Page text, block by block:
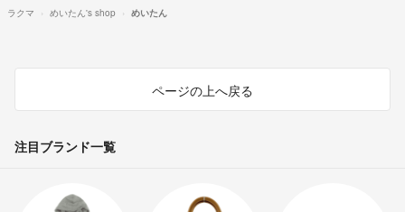
ラクマ めいたん's shop めいたん
ページの上へ戻る
注目ブランド一覧